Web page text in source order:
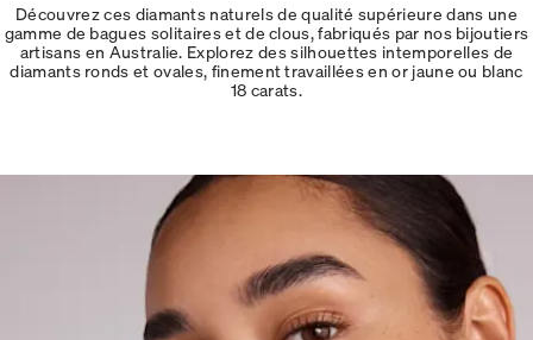
Découvrez ces diamants naturels de qualité supérieure dans une
gamme de bagues solitaires et de clous, fabriqués par nos bijoutiers
artisans en Australie. Explorez des silhouettes intemporelles de
diamants ronds et ovales, finement travaillées en or jaune ou blanc
18 carats.